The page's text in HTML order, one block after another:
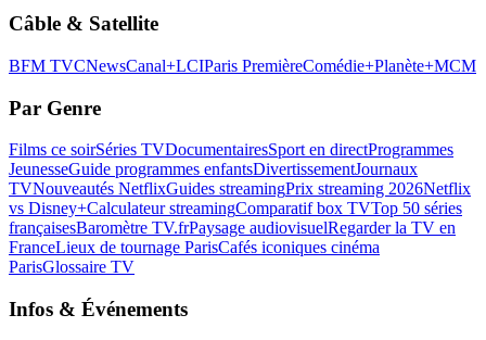
Câble & Satellite
BFM TVCNewsCanal+LCIParis PremièreComédie+Planète+MCM
Par Genre
Films ce soirSéries TVDocumentairesSport en directProgrammes
JeunesseGuide programmes enfantsDivertissementJournaux
TVNouveautés NetflixGuides streamingPrix streaming 2026Netflix
vs Disney+Calculateur streamingComparatif box TVTop 50 séries
françaisesBaromètre TV.frPaysage audiovisuelRegarder la TV en
FranceLieux de tournage ParisCafés iconiques cinéma
ParisGlossaire TV
Infos & Événements